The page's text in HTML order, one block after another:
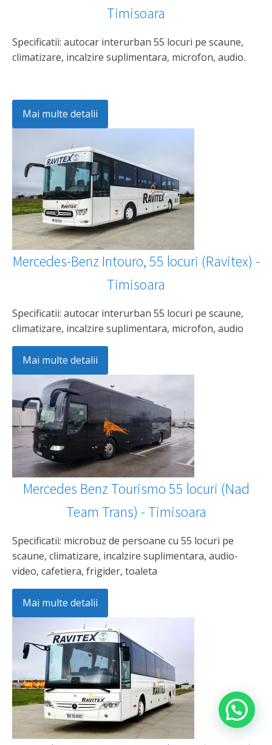
Timisoara
Specificatii: autocar interurban 55 locuri pe scaune,
climatizare, incalzire suplimentara, microfon, audio.
Mai multe detalii
Mercedes-Benz Intouro, 55 locuri (Ravitex) -
Timisoara
Specificatii: autocar interurban 55 locuri pe scaune,
climatizare, incalzire suplimentara, microfon, audio
Mai multe detalii
Mercedes Benz Tourismo 55 locuri (Nad
Team Trans) - Timisoara
Specificatii: microbuz de persoane cu 55 locuri pe
scaune, climatizare, incalzire suplimentara, audio-
video, cafetiera, frigider, toaleta
Mai multe detalii